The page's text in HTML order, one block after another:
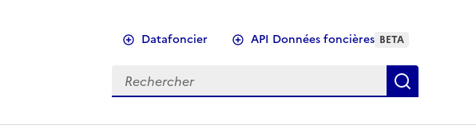
Datafoncier API Données foncières BETA
Rechercher